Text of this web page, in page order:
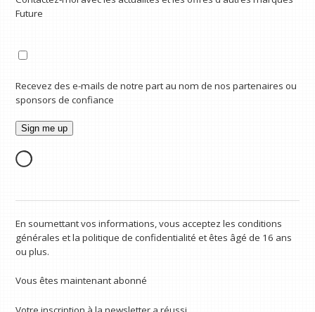
Future
Recevez des e-mails de notre part au nom de nos partenaires ou
sponsors de confiance
En soumettant vos informations, vous acceptez les conditions
générales et la politique de confidentialité et êtes âgé de 16 ans
ou plus.
Vous êtes maintenant abonné